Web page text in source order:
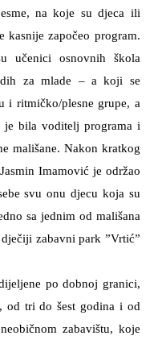
na koje su djeca ili
kasnije započeo program.
učenici osnovnih škola
za mlade – a koji se
i ritmičko/plesne grupe, a
je bila voditelj programa i
mališane. Nakon kratkog
Imamović je održao
svu onu djecu koja su
sa jednim od mališana
zabavni park ”Vrtić”
po dobnoj granici,
od tri do šest godina i od
zabavištu, koje